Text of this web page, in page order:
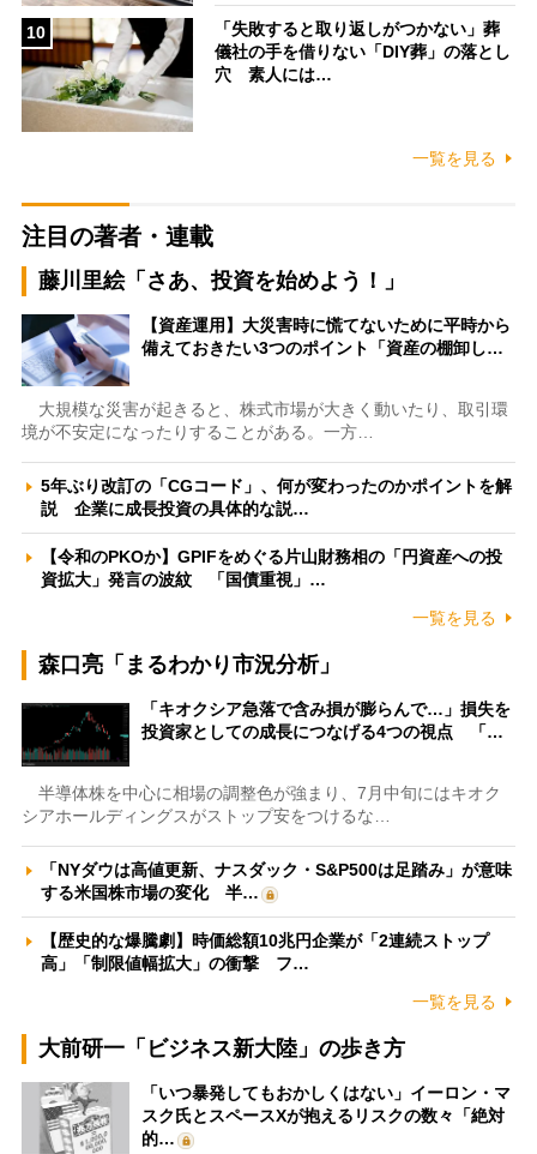
10
「失敗すると取り返しがつかない」葬
儀社の手を借りない「DIY葬」の落とし
穴 素人には…
一覧を見る
注目の著者・連載
藤川里絵「さあ、投資を始めよう！」
【資産運用】大災害時に慌てないために平時から
備えておきたい3つのポイント「資産の棚卸し…
大規模な災害が起きると、株式市場が大きく動いたり、取引環
境が不安定になったりすることがある。一方…
5年ぶり改訂の「CGコード」、何が変わったのかポイントを解
説 企業に成長投資の具体的な説…
【令和のPKOか】GPIFをめぐる片山財務相の「円資産への投
資拡大」発言の波紋 「国債重視」…
一覧を見る
森口亮「まるわかり市況分析」
「キオクシア急落で含み損が膨らんで…」損失を
投資家としての成長につなげる4つの視点 「…
半導体株を中心に相場の調整色が強まり、7月中旬にはキオク
シアホールディングスがストップ安をつけるな…
「NYダウは高値更新、ナスダック・S&P500は足踏み」が意味
する米国株市場の変化 半…
【歴史的な爆騰劇】時価総額10兆円企業が「2連続ストップ
高」「制限値幅拡大」の衝撃 フ…
一覧を見る
大前研一「ビジネス新大陸」の歩き方
「いつ暴発してもおかしくはない」イーロン・マ
スク氏とスペースXが抱えるリスクの数々「絶対
的…